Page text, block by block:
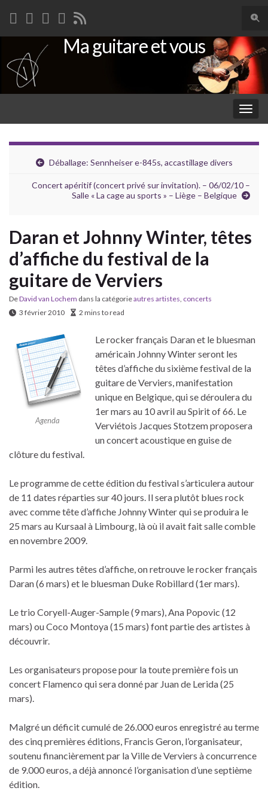
Search for:
Ma guitare et vous
Déballage: Sennheiser e-845s, accastillage divers
Concert apéritif (concert privé sur invitation). – 06/02/10 –
Salle « La cage au sports » – Liège – Belgique
Daran et Johnny Winter, têtes
d’affiche du festival de la
guitare de Verviers
DeDavid van Lochem dans la catégorieautres artistes concerts
3 février 2010
2 mins to read
Agenda
Le rocker français Daran et le bluesman
américain Johnny Winter seront les
têtes d’affiche du sixième festival de la
guitare de Verviers, manifestation
unique en Belgique, qui se déroulera du
1er mars au 10 avril au Spirit of 66. Le
Verviétois Jacques Stotzem proposera
un concert acoustique en guise de
clôture du festival.
Le programme de cette édition du festival s’articulera autour
de 11 dates réparties sur 40 jours. Il sera plutôt blues rock
avec comme tête d’affiche Johnny Winter qui se produira le
25 mars au Kursaal à Limbourg, là où il avait fait salle comble
en novembre 2009.
Parmi les autres têtes d’affiche, on retrouve le rocker français
Daran (6 mars) et le bluesman Duke Robillard (1er mars).
Le trio Coryell-Auger-Sample (9 mars), Ana Popovic (12
mars) ou Coco Montoya (15 mars) font partie des artistes à
découvrir.
Les organisateurs propose pour la toute première fois un
concert Flamenco qui sera donné par Juan de Lerida (25
mars).
Malgré un déficit cumulé de 26.000 euros enregistré au terme
des cinq premières éditions, Francis Geron, l’organisateur,
soutenu financièrement par la Ville de Verviers à concurrence
de 9.000 euros, a déjà annoncé l’organisation d’une septième
édition.